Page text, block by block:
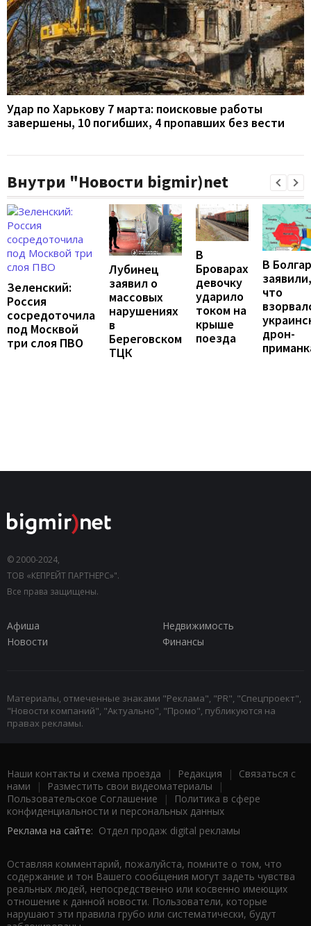
Удар по Харькову 7 марта: поисковые работы
завершены, 10 погибших, 4 пропавших без вести
Внутри "Новости bigmir)net
Зеленский:
Россия
сосредоточила
под Москвой
три слоя ПВО
Лубинец
заявил о
массовых
нарушениях
в
Береговском
ТЦК
В
Броварах
девочку
ударило
током на
крыше
поезда
В
заявили,
что
дрон-
© 2000-2024,
ТОВ «КЕПРЕЙТ ПАРТНЕРС»".
Все права защищены.
Афиша
Недвижимость
Новости
Финансы
Материалы, отмеченные знаками "Реклама", "PR", "Спецпроект",
"Новости компаний", "Актуально", "Промо", публикуются на
правах рекламы.
Наши контакты и схема проезда | Редакция | Связаться с
нами | Разместить свои видеоматериалы |
Пользовательское Соглашение |
Политика в сфере
конфиденциальности и персональных данных
Реклама на сайте: Отдел продаж digital рекламы
Оставляя комментарий, пожалуйста, помните о том, что
содержание и тон Вашего сообщения могут задеть чувства
реальных людей, непосредственно или косвенно имеющих
отношение к данной новости. Пользователи, которые
нарушают эти правила грубо или систематически, будут